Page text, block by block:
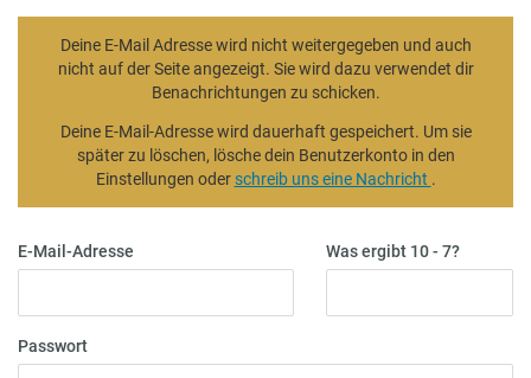
Deine E-Mail Adresse wird nicht weitergegeben und auch
nicht auf der Seite angezeigt. Sie wird dazu verwendet dir
Benachrichtungen zu schicken.
Deine E-Mail-Adresse wird dauerhaft gespeichert. Um sie
später zu löschen, lösche dein Benutzerkonto in den
Einstellungen oderschreib uns eine Nachricht .
E-Mail-Adresse Was ergibt 10 - 7?
Passwort